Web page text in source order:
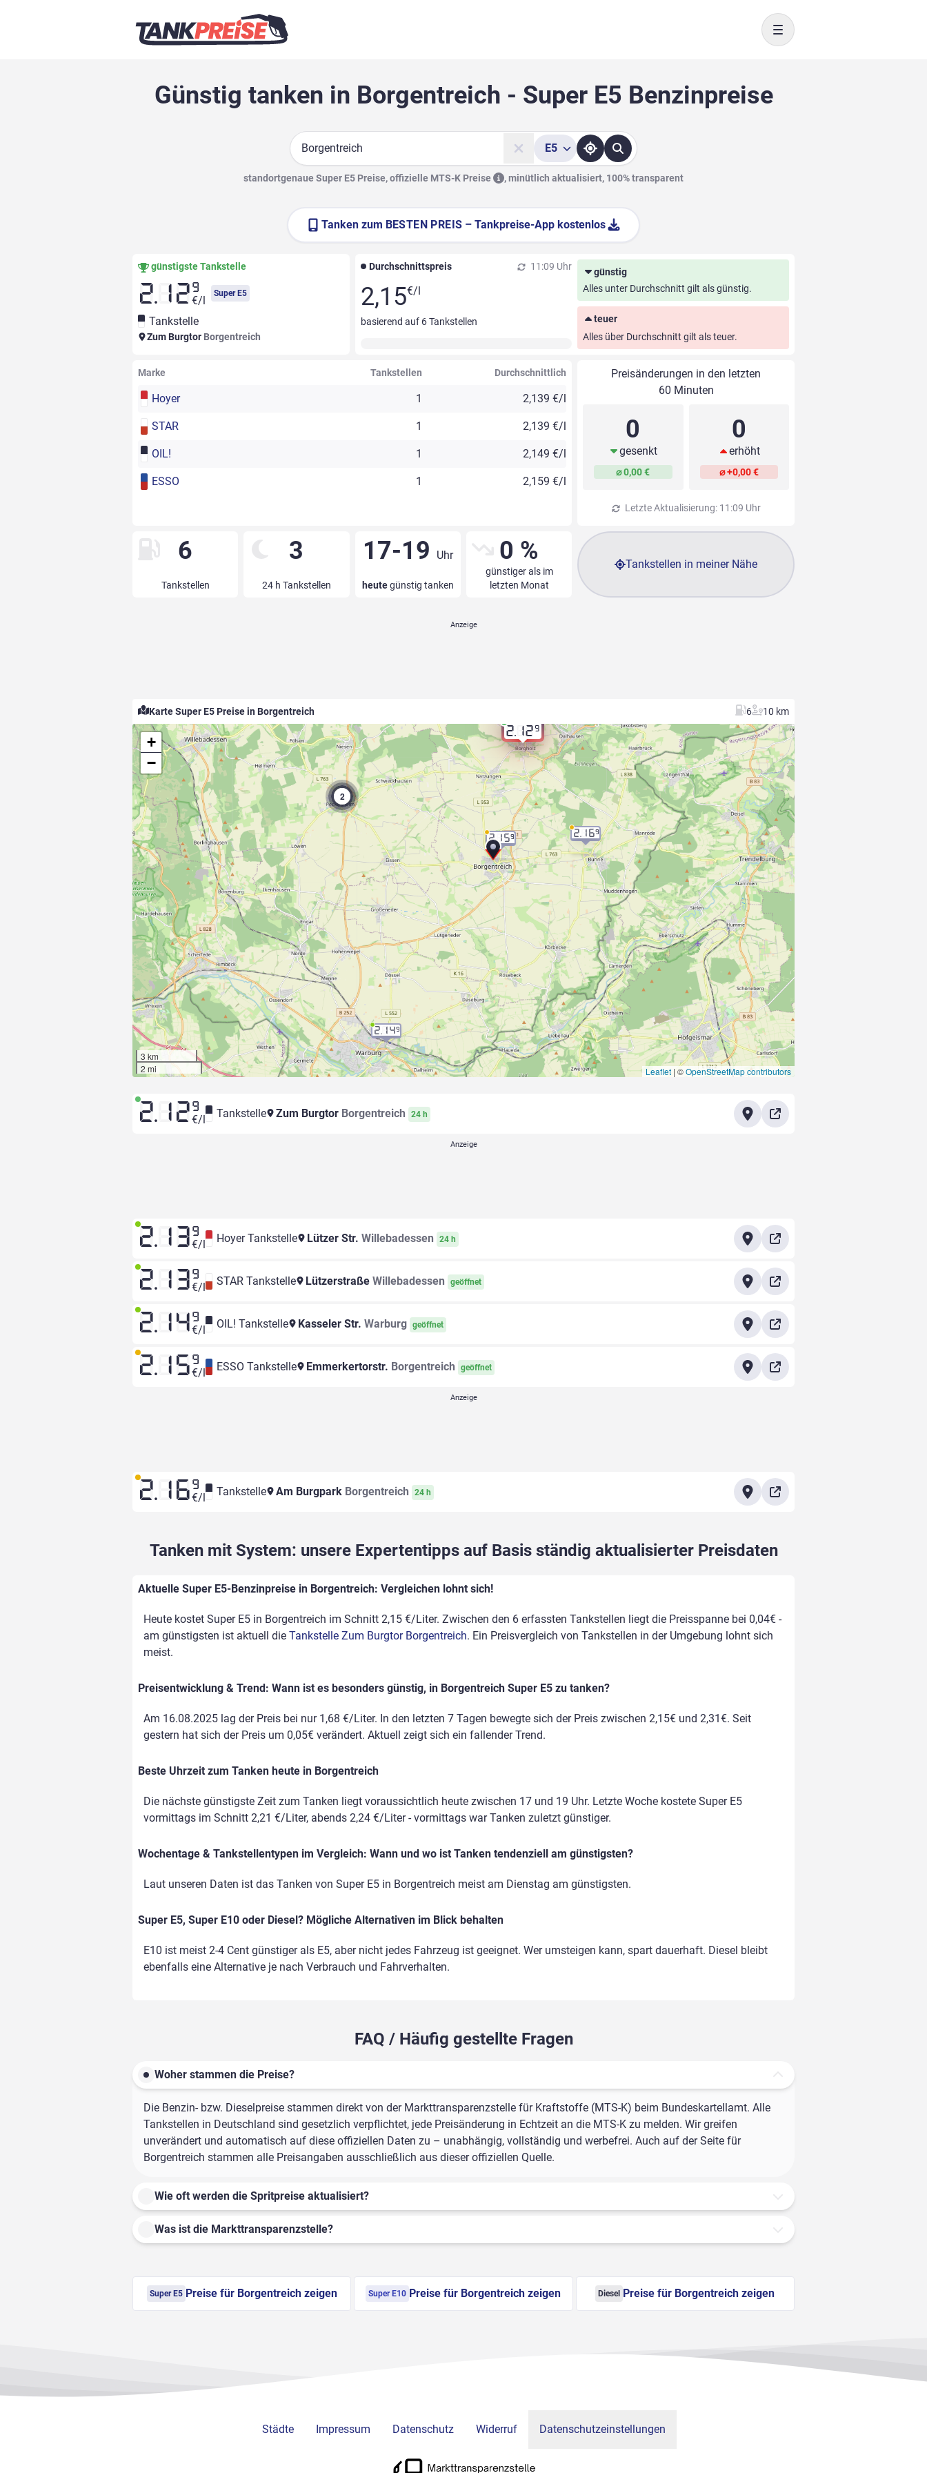
Toggle navigation
Günstig tanken in Borgentreich - Super E5 Benzinpreise
Suche
E5
standortgenaue Super E5 Preise, offizielle MTS-K Preise ,minütlich aktualisiert, 100% transparent
Tanken zum BESTEN PREIS – Tankpreise-App kostenlos
günstigste Tankstelle
2.12 9
€/l
Super E5
Tankstelle
Zum Burgtor Borgentreich
Durchschnittspreis 11:09 Uhr
2,15€/l
basierend auf 6Tankstellen
günstig
Alles unter Durchschnitt gilt als günstig.
teuer
Alles über Durchschnitt gilt als teuer.
Marke Tankstellen Durchschnittlich
Hoyer 1 2,139 €/l
STAR 1 2,139 €/l
OIL! 1 2,149 €/l
ESSO 1 2,159 €/l
Preisänderungen in den letzten
60 Minuten
0
gesenkt
⌀ 0,00 €
0
erhöht
⌀ +0,00 €
Letzte Aktualisierung: 11:09 Uhr
6
Tankstellen
3
24 h Tankstellen
17-19 Uhr
heutegünstig tanken
0 %
günstiger als im
letzten Monat
Tankstellen in meiner Nähe
Karte Super E5 Preise in Borgentreich 6
10 km
2.129
2.149
2.169
2.159
2
+
−
3 km
2 mi
Leaflet | ©OpenStreetMap contributors
2.12 9
€/l Tankstelle Zum Burgtor Borgentreich 24 h
2.13 9
€/l Hoyer Tankstelle Lützer Str. Willebadessen 24 h
2.13 9
€/l STAR Tankstelle Lützerstraße Willebadessen geöffnet
2.14 9
€/l OIL! Tankstelle Kasseler Str. Warburg geöffnet
2.15 9
€/l ESSO Tankstelle Emmerkertorstr. Borgentreich geöffnet
2.16 9
€/l Tankstelle Am Burgpark Borgentreich 24 h
Tanken mit System: unsere Expertentipps auf Basis ständig aktualisierter Preisdaten
Aktuelle Super E5-Benzinpreise in Borgentreich: Vergleichen lohnt sich!
Heute kostet Super E5 in Borgentreich im Schnitt 2,15 €/Liter. Zwischen den 6 erfassten Tankstellen liegt die Preisspanne bei 0,04€ -
am günstigsten ist aktuell die Tankstelle Zum Burgtor Borgentreich. Ein Preisvergleich von Tankstellen in der Umgebung lohnt sich
meist.
Preisentwicklung & Trend: Wann ist es besonders günstig, in Borgentreich Super E5 zu tanken?
Am 16.08.2025 lag der Preis bei nur 1,68 €/Liter. In den letzten 7 Tagen bewegte sich der Preis zwischen 2,15€ und 2,31€. Seit
gestern hat sich der Preis um 0,05€ verändert. Aktuell zeigt sich ein fallender Trend.
Beste Uhrzeit zum Tanken heute in Borgentreich
Die nächste günstigste Zeit zum Tanken liegt voraussichtlich heute zwischen 17 und 19 Uhr. Letzte Woche kostete Super E5
vormittags im Schnitt 2,21 €/Liter, abends 2,24 €/Liter - vormittags war Tanken zuletzt günstiger.
Wochentage & Tankstellentypen im Vergleich: Wann und wo ist Tanken tendenziell am günstigsten?
Laut unseren Daten ist das Tanken von Super E5 in Borgentreich meist am Dienstag am günstigsten.
Super E5, Super E10 oder Diesel? Mögliche Alternativen im Blick behalten
E10 ist meist 2-4 Cent günstiger als E5, aber nicht jedes Fahrzeug ist geeignet. Wer umsteigen kann, spart dauerhaft. Diesel bleibt
ebenfalls eine Alternative je nach Verbrauch und Fahrverhalten.
FAQ / Häufig gestellte Fragen
Woher stammen die Preise?
Die Benzin- bzw. Dieselpreise stammen direkt von der Markttransparenzstelle für Kraftstoffe (MTS-K) beim Bundeskartellamt. Alle
Tankstellen in Deutschland sind gesetzlich verpflichtet, jede Preisänderung in Echtzeit an die MTS-K zu melden. Wir greifen
unverändert und automatisch auf diese offiziellen Daten zu – unabhängig, vollständig und werbefrei. Auch auf der Seite für
Borgentreich stammen alle Preisangaben ausschließlich aus dieser offiziellen Quelle.
Wie oft werden die Spritpreise aktualisiert?
Was ist die Markttransparenzstelle?
Super E5 Preise für Borgentreich zeigen Super E10 Preise für Borgentreich zeigen Diesel Preise für Borgentreich zeigen
Städte Impressum Datenschutz Widerruf Datenschutzeinstellungen